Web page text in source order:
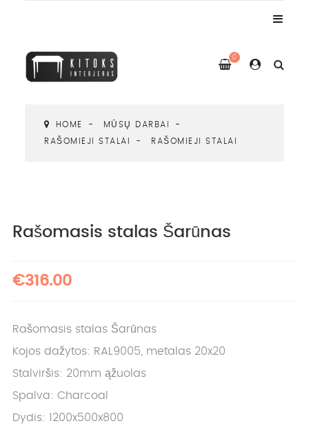
0
HOME
MŪSŲ DARBAI
RAŠOMIEJI STALAI
RAŠOMIEJI STALAI
Rašomasis stalas Šarūnas
€316.00
Rašomasis stalas Šarūnas
Kojos dažytos: RAL9005, metalas 20x20
Stalviršis: 20mm ąžuolas
Spalva: Charcoal
Dydis: 1200x500x800